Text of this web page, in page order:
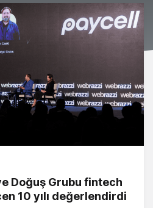
Doğuş Grubu fintech
10 yılı değerlendirdi